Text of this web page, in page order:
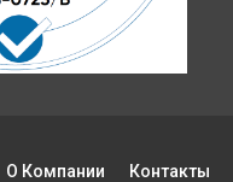
О Компании Контакты